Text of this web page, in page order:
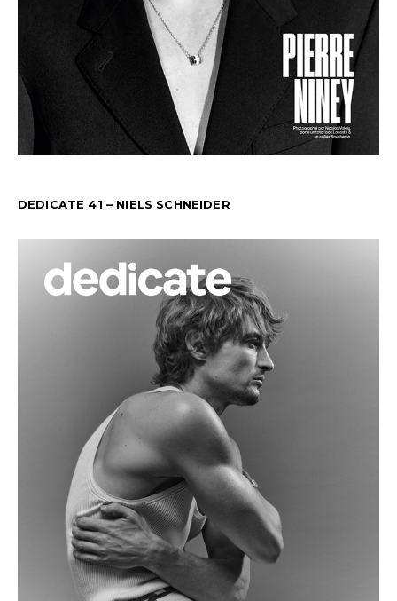
DEDICATE 41 – NIELS SCHNEIDER